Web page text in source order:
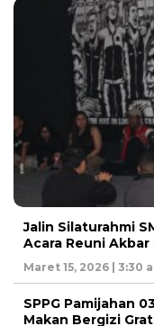
Jalin Silaturahmi
Acara Reuni
Maret 15, 2026 | 3:30
SPPG Pamijahan
Makan Bergizi